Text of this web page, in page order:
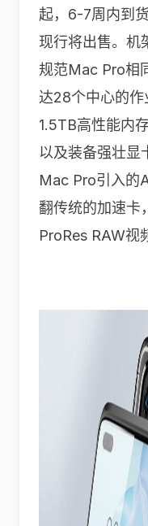
起，6-7周内到
现行将出售。机
规范Mac Pro相
达28个中心的
1.5TB高性能内
以及装备强壮显
Mac Pro引入的
翻传统的加速卡
ProRes RAW视